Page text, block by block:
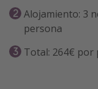
Alojamiento: 3
persona
Total: 264€ por